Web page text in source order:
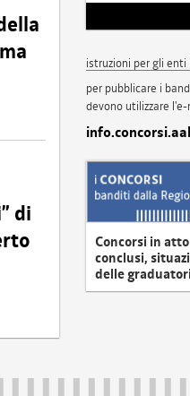
di
istruzioni per gli enti
per pubblicare i
devono utilizzare
Concorsi in
conclusi,
delle